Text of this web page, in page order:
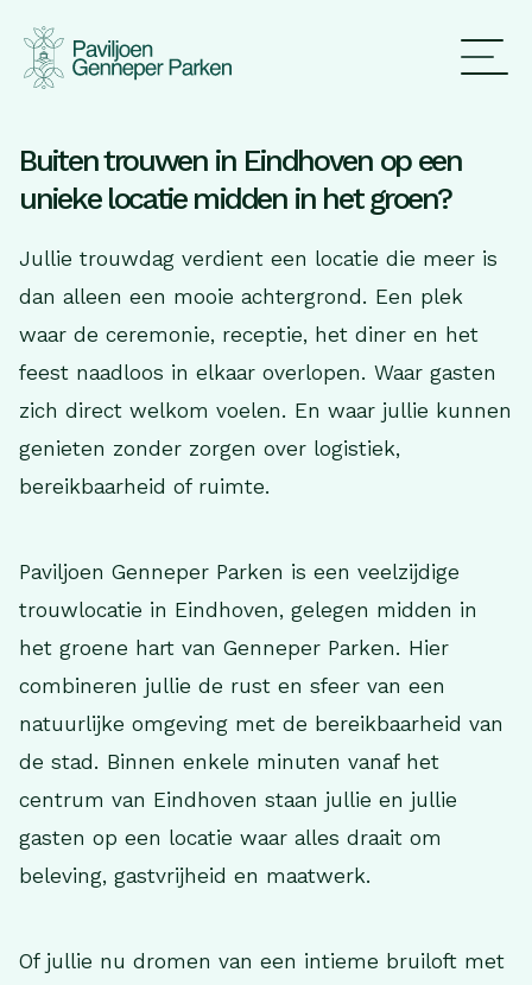
Buiten trouwen in Eindhoven op een
unieke locatie midden in het groen?
Jullie trouwdag verdient een locatie die meer is
dan alleen een mooie achtergrond. Een plek
waar de ceremonie, receptie, het diner en het
feest naadloos in elkaar overlopen. Waar gasten
zich direct welkom voelen. En waar jullie kunnen
genieten zonder zorgen over logistiek,
bereikbaarheid of ruimte.
Paviljoen Genneper Parken is een veelzijdige
trouwlocatie in Eindhoven, gelegen midden in
het groene hart van Genneper Parken. Hier
combineren jullie de rust en sfeer van een
natuurlijke omgeving met de bereikbaarheid van
de stad. Binnen enkele minuten vanaf het
centrum van Eindhoven staan jullie en jullie
gasten op een locatie waar alles draait om
beleving, gastvrijheid en maatwerk.
Of jullie nu dromen van een intieme bruiloft met